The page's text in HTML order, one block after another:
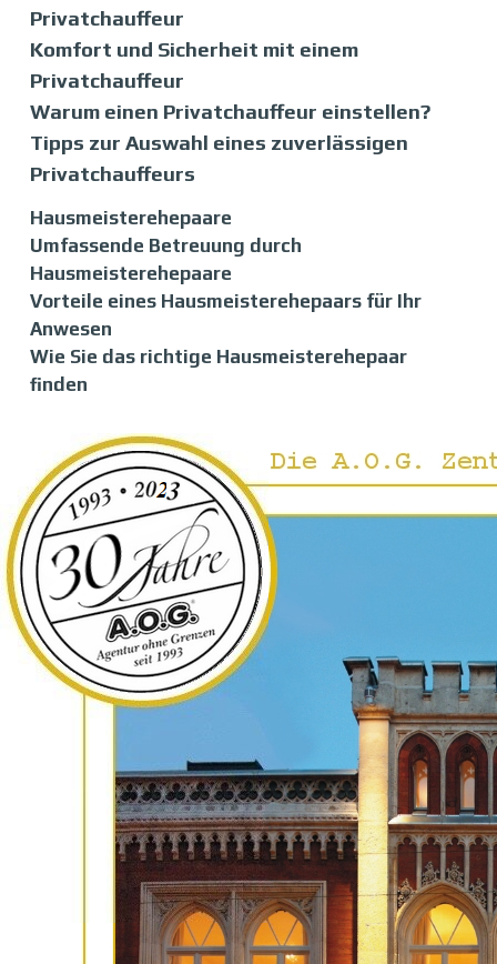
Privatchauffeur
Komfort und Sicherheit mit einem
Privatchauffeur
Warum einen Privatchauffeur einstellen?
Tipps zur Auswahl eines zuverlässigen
Privatchauffeurs
Hausmeisterehepaare
Umfassende Betreuung durch
Hausmeisterehepaare
Vorteile eines Hausmeisterehepaars für Ihr
Anwesen
Wie Sie das richtige Hausmeisterehepaar
finden